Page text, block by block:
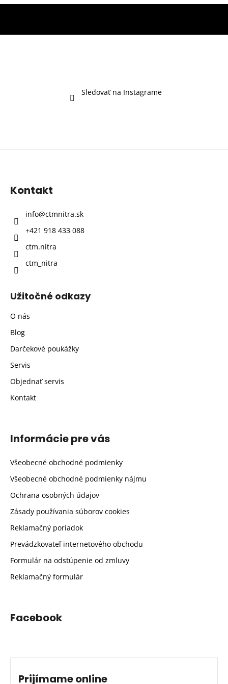
Sledovať na Instagrame
Kontakt
info@ctmnitra.sk
+421 918 433 088
ctm.nitra
ctm_nitra
Užitočné odkazy
O nás
Blog
Darčekové poukážky
Servis
Objednať servis
Kontakt
Informácie pre vás
Všeobecné obchodné podmienky
Všeobecné obchodné podmienky nájmu
Ochrana osobných údajov
Zásady používania súborov cookies
Reklamačný poriadok
Prevádzkovateľ internetového obchodu
Formulár na odstúpenie od zmluvy
Reklamačný formulár
Facebook
Prijímame online